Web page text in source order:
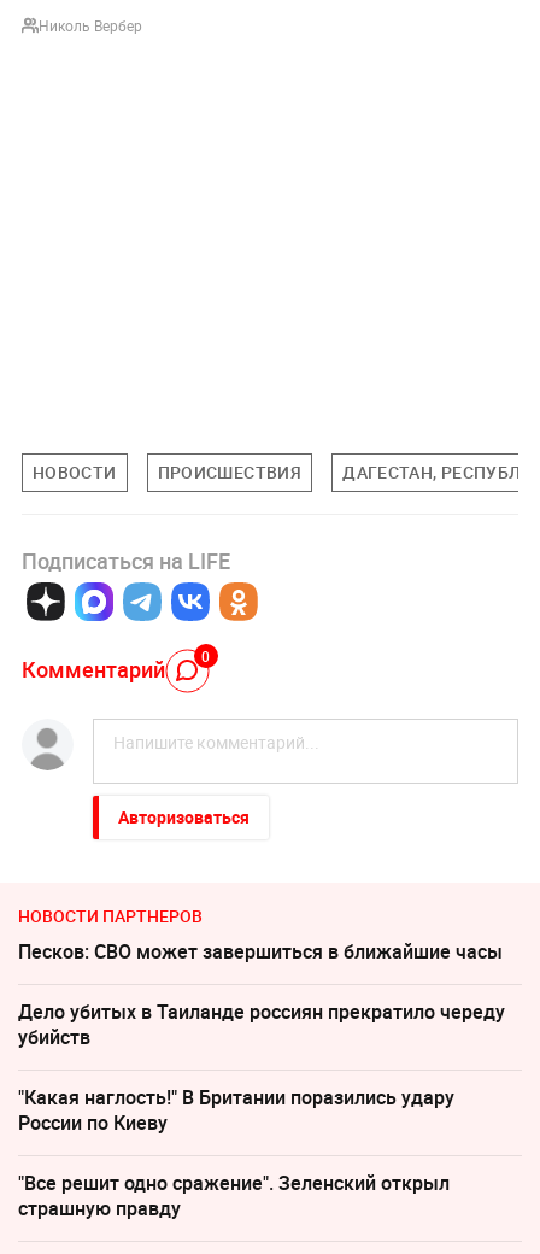
Николь Вербер
НОВОСТИ ПРОИСШЕСТВИЯ ДАГЕСТАН,
Подписаться на LIFE
Комментарий 0
Авторизоваться
НОВОСТИ ПАРТНЕРОВ
Песков: СВО может завершиться в ближайшие часы
Дело убитых в Таиланде россиян прекратило череду
убийств
"Какая наглость!" В Британии поразились удару
России по Киеву
"Все решит одно сражение". Зеленский открыл
страшную правду